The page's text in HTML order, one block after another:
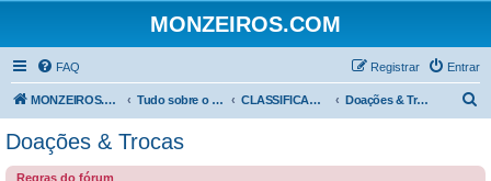
MONZEIROS.COM
FAQ Entrar
Registrar
MONZEIROS.COM Tudo sobre o Chevrolet Monza! CLASSIFICADOS Doações & Trocas
Doações & Trocas
Regras do fórum